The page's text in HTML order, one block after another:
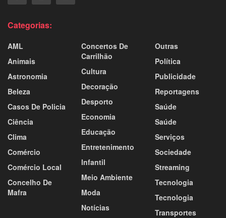
Categorias:
AML
Animais
Astronomia
Beleza
Casos De Policia
Ciência
Clima
Comércio
Comércio Local
Concelho De
Mafra
Concertos De
Carrilhão
Cultura
Decoração
Desporto
Economia
Educação
Entretenimento
Infantil
Meio Ambiente
Moda
Notícias
Outras
Política
Publicidade
Reportagens
Saúde
Saúde
Serviços
Sociedade
Streaming
Tecnologia
Tecnologia
Transportes